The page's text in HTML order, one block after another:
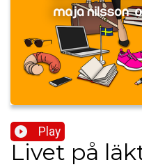
Play
Livet på